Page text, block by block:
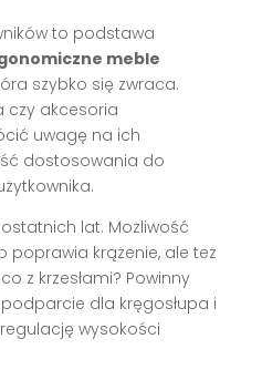
to podstawa
meble
szybko się zwraca.
czy akcesoria
uwagę na ich
dostosowania do
lat. Możliwość
krążenie, ale też
z krzesłami? Powinny
dla kręgosłupa i
wysokości